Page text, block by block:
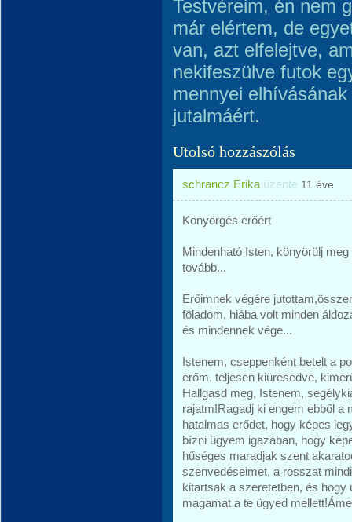
Testvéreim, én nem
már elértem, de
van, azt elfelejtve,
nekifeszülve futok
mennyei
jutalmáért.
Utolsó hozzászólás
schrancz Erika üzente 11 éve
Könyörgés erőért
Mindenható Isten, könyörülj
tovább...
Erőimnek végére
föladom, hiába volt minden
és mindennek vége...
Istenem, cseppenként betelt a
erőm, teljesen kiüresedve,
Hallgasd meg, Istenem,
rajatm!Ragadj ki engem ebből a
hatalmas erődet, hogy képes
bízni ügyem igazában, hogy
hűséges maradjak szent
szenvedéseimet, a rosszat
kitartsak a szeretetben, és hogy
magamat a te ügyed